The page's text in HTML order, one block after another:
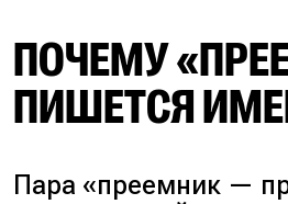
ПОЧЕМУ
ПИШЕТСЯ
Пара «преемник —